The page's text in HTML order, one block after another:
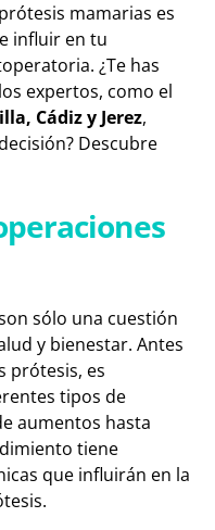
mamarias es
influir en tu
¿Te has
expertos, como el
Cádiz y Jerez,
Descubre
sólo una cuestión
y bienestar. Antes
prótesis, es
tipos de
aumentos hasta
tiene
que influirán en la